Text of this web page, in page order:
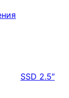
SSD 2.5″